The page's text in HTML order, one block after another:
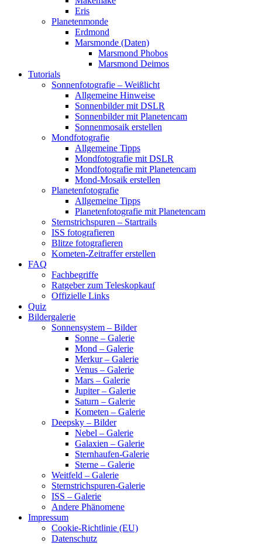
Eris
Planetenmonde
Erdmond
Marsmonde (Daten)
Marsmond Phobos
Marsmond Deimos
Tutorials
Sonnenfotografie – Weißlicht
Allgemeine Hinweise
Sonnenbilder mit DSLR
Sonnenbilder mit Planetencam
Sonnenmosaik erstellen
Mondfotografie
Allgemeine Tipps
Mondfotografie mit DSLR
Mondfotografie mit Planetencam
Mond-Mosaik erstellen
Planetenfotografie
Allgemeine Tipps
Planetenfotografie mit Planetencam
Sternstrichspuren – Startrails
ISS fotografieren
Blitze fotografieren
Kometen-Zeitraffer erstellen
FAQ
Fachbegriffe
Ratgeber zum Teleskopkauf
Offizielle Links
Quiz
Bildergalerie
Sonnensystem – Bilder
Sonne – Galerie
Mond – Galerie
Merkur – Galerie
Venus – Galerie
Mars – Galerie
Jupiter – Galerie
Saturn – Galerie
Kometen – Galerie
Deepsky – Bilder
Nebel – Galerie
Galaxien – Galerie
Sternhaufen-Galerie
Sterne – Galerie
Weitfeld – Galerie
Sternstrichspuren-Galerie
ISS – Galerie
Andere Phänomene
Impressum
Cookie-Richtlinie (EU)
Datenschutz